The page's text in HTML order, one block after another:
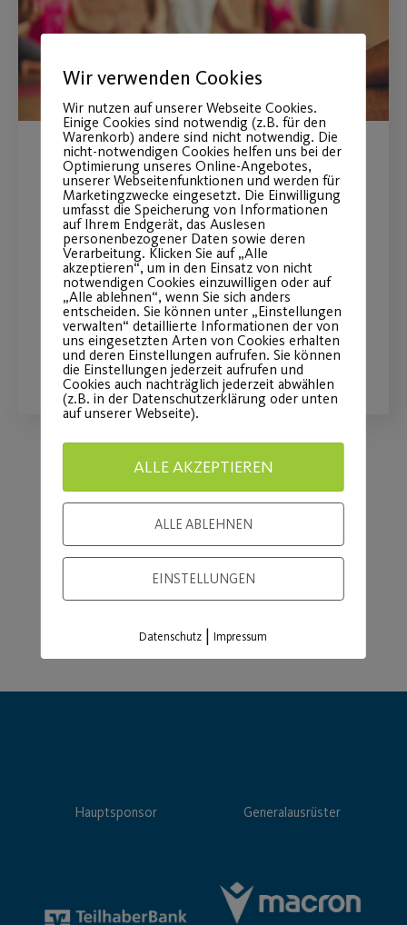
Yoga als
Gesundheitstraining
Ab 23.02. exklusiv für unsere Yoga
Mitglieder und weitere Yoga-
Interessierte
WEITERLESEN
Load More
Hauptsponsor Generalausrüster
Wir verwenden Cookies
Wir nutzen auf unserer Webseite Cookies.
Einige Cookies sind notwendig (z.B. für den
Warenkorb) andere sind nicht notwendig. Die
nicht-notwendigen Cookies helfen uns bei der
Optimierung unseres Online-Angebotes,
unserer Webseitenfunktionen und werden für
Marketingzwecke eingesetzt. Die Einwilligung
umfasst die Speicherung von Informationen
auf Ihrem Endgerät, das Auslesen
personenbezogener Daten sowie deren
Verarbeitung. Klicken Sie auf „Alle
akzeptieren“, um in den Einsatz von nicht
notwendigen Cookies einzuwilligen oder auf
„Alle ablehnen“, wenn Sie sich anders
entscheiden. Sie können unter „Einstellungen
verwalten“ detaillierte Informationen der von
uns eingesetzten Arten von Cookies erhalten
und deren Einstellungen aufrufen. Sie können
die Einstellungen jederzeit aufrufen und
Cookies auch nachträglich jederzeit abwählen
(z.B. in der Datenschutzerklärung oder unten
auf unserer Webseite).
ALLE AKZEPTIEREN
ALLE ABLEHNEN
EINSTELLUNGEN
Datenschutz |Impressum